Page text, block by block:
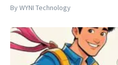
By WYNI Technology